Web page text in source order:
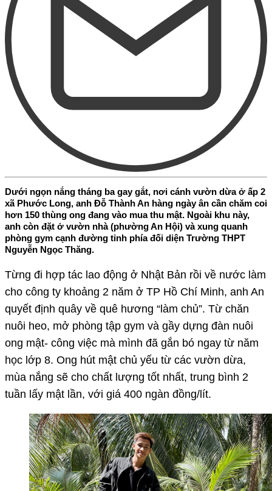
Dưới ngọn nắng tháng ba gay gắt, nơi cánh vườn dừa ở ấp 2
xã Phước Long, anh Đỗ Thành An hàng ngày ân cần chăm coi
hơn 150 thùng ong đang vào mua thu mật. Ngoài khu này,
anh còn đặt ở vườn nhà (phường An Hội) và xung quanh
phòng gym cạnh đường tỉnh phía đối diện Trường THPT
Nguyễn Ngọc Thăng.
Từng đi hợp tác lao động ở Nhật Bản rồi về nước làm
cho công ty khoảng 2 năm ở TP Hồ Chí Minh, anh An
quyết định quây về quê hương “làm chủ”. Từ chăn
nuôi heo, mở phòng tập gym và gầy dựng đàn nuôi
ong mật- công việc mà mình đã gắn bó ngay từ năm
học lớp 8. Ong hút mật chủ yếu từ các vườn dừa,
mùa nắng sẽ cho chất lượng tốt nhất, trung bình 2
tuần lấy mật lần, với giá 400 ngàn đồng/lít.